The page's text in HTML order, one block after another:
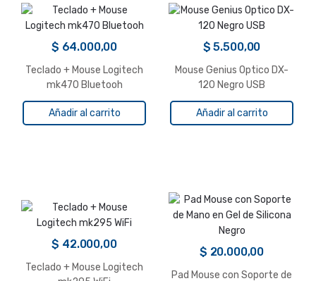
$ 64.000,00
Teclado + Mouse Logitech
mk470 Bluetooh
Añadir al carrito
$ 5.500,00
Mouse Genius Optico DX-
120 Negro USB
Añadir al carrito
$ 42.000,00
Teclado + Mouse Logitech
$ 20.000,00
Pad Mouse con Soporte de